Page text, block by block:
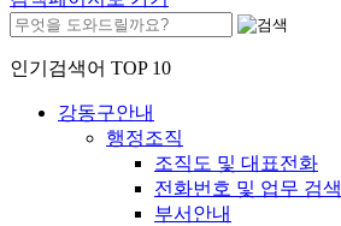
인기검색어 TOP 10
강동구안내
행정조직
조직도 및 대표전화
전화번호 및 업무 검색
부서안내